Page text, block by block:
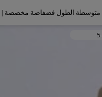
الطول فضفاضة مخصصة |
5